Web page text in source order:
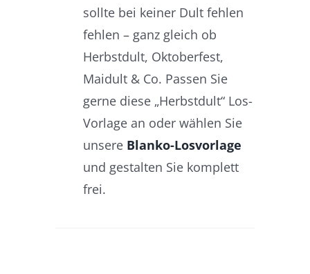
sollte bei keiner Dult fehlen
fehlen – ganz gleich ob
Herbstdult, Oktoberfest,
Maidult & Co. Passen Sie
gerne diese „Herbstdult“ Los-
Vorlage an oder wählen Sie
unsere Blanko-Losvorlage
und gestalten Sie komplett
frei.